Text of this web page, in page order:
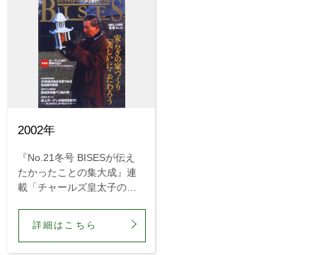
2002年
『No.21冬号 BISESが伝え
たかったことの集大成』連
載「チャールズ皇太子の庭
詳細はこちら